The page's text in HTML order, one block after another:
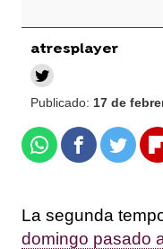
atresplayer
Publicado: 17 de
WhatsappFacebook
Twitter
La segunda
domingo pasado